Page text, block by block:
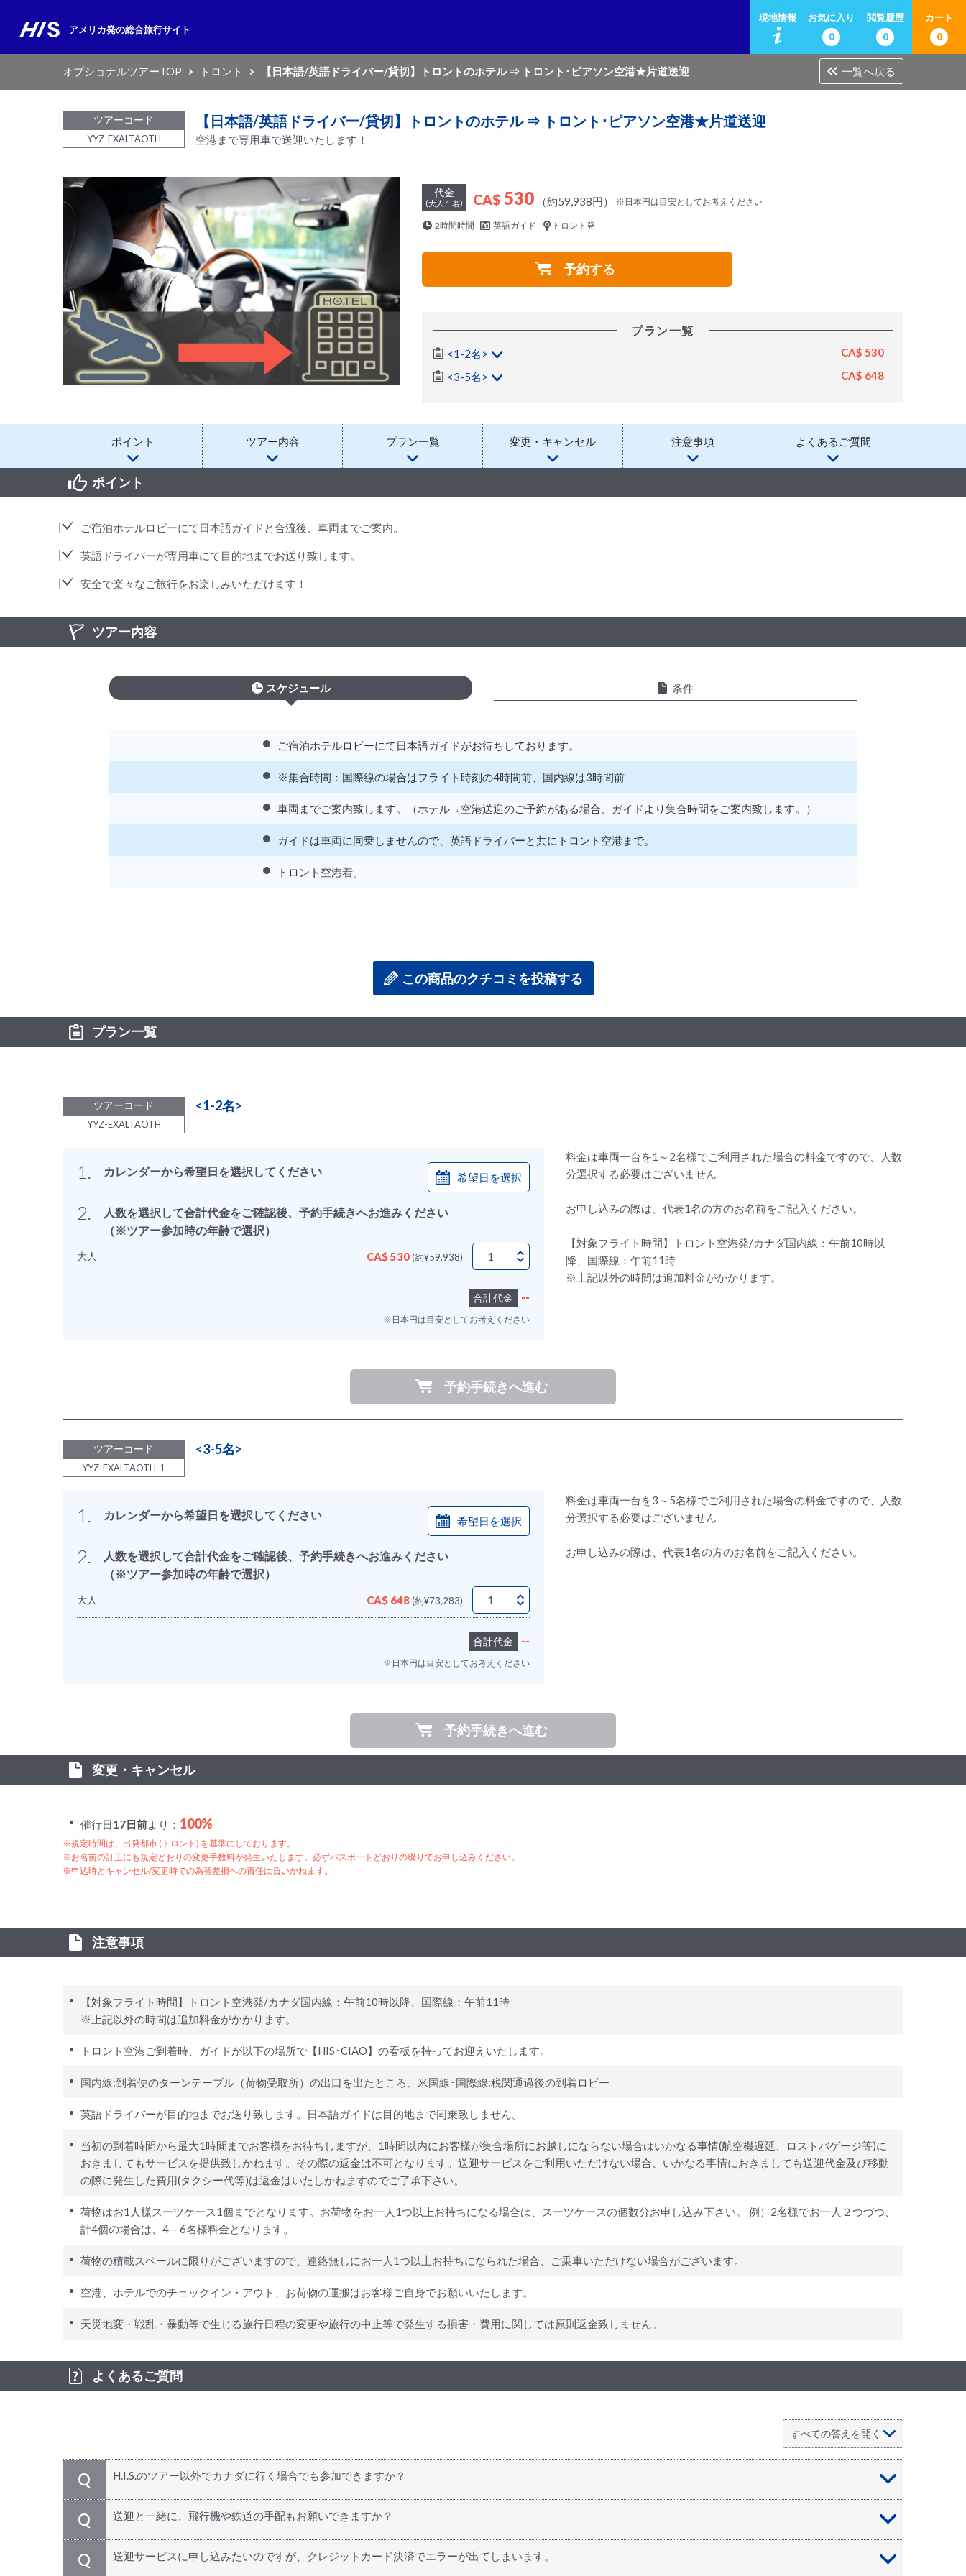
アメリカ発の総合旅行サイト
現地情報
お気に入り
0
閲覧履歴
0
カート
0
オプショナルツアーTOP トロント 【日本語/英語ドライバー/貸切】トロントのホテル ⇒ トロント･ピアソン空港★片道送迎 一覧へ戻る
ツアーコード
YYZ-EXALTAOTH
【日本語/英語ドライバー/貸切】トロントのホテル ⇒ トロント･ピアソン空港★片道送迎
空港まで専用車で送迎いたします！
代金
(大人１名) CA$ 530 （約59,938円） ※日本円は目安としてお考えください
2時間時間 英語ガイド トロント発
予約する
プラン一覧
<1-2名>
CA$ 530
<3-5名>
CA$ 648
ポイント ツアー内容 プラン一覧 変更・キャンセル 注意事項 よくあるご質問
ポイント
ご宿泊ホテルロビーにて日本語ガイドと合流後、車両までご案内。
英語ドライバーが専用車にて目的地までお送り致します。
安全で楽々なご旅行をお楽しみいただけます！
ツアー内容
スケジュール 条件
ご宿泊ホテルロビーにて日本語ガイドがお待ちしております。
※集合時間：国際線の場合はフライト時刻の4時間前、国内線は3時間前
車両までご案内致します。（ホテル→空港送迎のご予約がある場合、ガイドより集合時間をご案内致します。）
ガイドは車両に同乗しませんので、英語ドライバーと共にトロント空港まで。
トロント空港着。
この商品のクチコミを投稿する
プラン一覧
ツアーコード
YYZ-EXALTAOTH
<1-2名>
1. カレンダーから希望日を選択してください 希望日を選択
2.
人数を選択して合計代金をご確認後、予約手続きへお進みください
（※ツアー参加時の年齢で選択）
大人 CA$ 530(約¥59,938)
合計代金 --
※日本円は目安としてお考えください
料金は車両一台を1～2名様でご利用された場合の料金ですので、人数
分選択する必要はございません
お申し込みの際は、代表1名の方のお名前をご記入ください。
【対象フライト時間】トロント空港発/カナダ国内線：午前10時以
降、国際線：午前11時
※上記以外の時間は追加料金がかかります。
予約手続きへ進む
ツアーコード
YYZ-EXALTAOTH-1
<3-5名>
1. カレンダーから希望日を選択してください 希望日を選択
2.
人数を選択して合計代金をご確認後、予約手続きへお進みください
（※ツアー参加時の年齢で選択）
大人 CA$ 648(約¥73,283)
合計代金 --
※日本円は目安としてお考えください
料金は車両一台を3～5名様でご利用された場合の料金ですので、人数
分選択する必要はございません
お申し込みの際は、代表1名の方のお名前をご記入ください。
予約手続きへ進む
変更・キャンセル
催行日17日前より： 100%
※規定時間は、出発都市 (トロント) を基準にしております。
※お名前の訂正にも規定どおりの変更手数料が発生いたします。必ずパスポートどおりの綴りでお申し込みください。
※申込時とキャンセル/変更時での為替差損への責任は負いかねます。
注意事項
【対象フライト時間】トロント空港発/カナダ国内線：午前10時以降、国際線：午前11時
※上記以外の時間は追加料金がかかります。
トロント空港ご到着時、ガイドが以下の場所で【HIS･CIAO】の看板を持ってお迎えいたします。
国内線:到着便のターンテーブル（荷物受取所）の出口を出たところ、米国線･国際線:税関通過後の到着ロビー
英語ドライバーが目的地までお送り致します。日本語ガイドは目的地まで同乗致しません。
当初の到着時間から最大1時間までお客様をお待ちしますが、1時間以内にお客様が集合場所にお越しにならない場合はいかなる事情(航空機遅延、ロストバゲージ等)に
おきましてもサービスを提供致しかねます。その際の返金は不可となります。送迎サービスをご利用いただけない場合、いかなる事情におきましても送迎代金及び移動
の際に発生した費用(タクシー代等)は返金はいたしかねますのでご了承下さい。
荷物はお1人様スーツケース1個までとなります。お荷物をお一人1つ以上お持ちになる場合は、スーツケースの個数分お申し込み下さい。 例）2名様でお一人２つづつ、
計4個の場合は、4－6名様料金となります。
荷物の積載スペールに限りがございますので、連絡無しにお一人1つ以上お持ちになられた場合、ご乗車いただけない場合がございます。
空港、ホテルでのチェックイン・アウト、お荷物の運搬はお客様ご自身でお願いいたします。
天災地変・戦乱・暴動等で生じる旅行日程の変更や旅行の中止等で発生する損害・費用に関しては原則返金致しません。
よくあるご質問
Q H.I.S.のツアー以外でカナダに行く場合でも参加できますか？
A
どうぞご利用ください。日本発のツアーでカナダにお越しになる方、個人旅行で来られる方、カナダなど海外にお住まいの方、どなたでもお申込みいただけま
Q 送迎と一緒に、飛行機や鉄道の手配もお願いできますか？
A
もちろん承ります！ カナダやアメリカで移動される場合の航空券や鉄道およびバスの乗車券などもお気軽にお申し付けください。ホテルもH.I.S.だけのお得な料
Q 送迎サービスに申し込みたいのですが、クレジットカード決済でエラーが出てしまいます。